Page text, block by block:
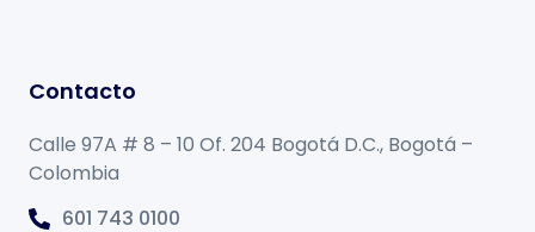
Contacto
Calle 97A # 8 – 10 Of. 204 Bogotá D.C., Bogotá –
Colombia
601 743 0100